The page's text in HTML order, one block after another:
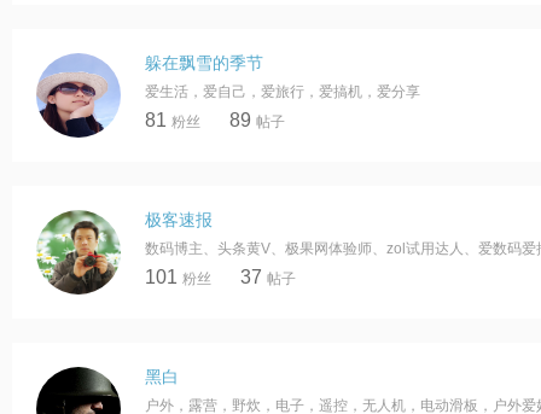
躲在飘雪的季节
爱生活，爱自己，爱旅行，爱搞机，爱分享
81 粉丝 89 帖子
极客速报
101 粉丝 37 帖子
黑白